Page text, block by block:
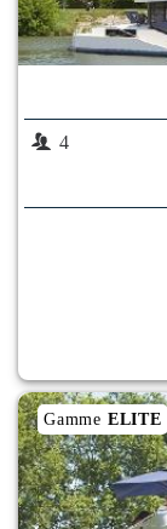
4
Gamme ELITE